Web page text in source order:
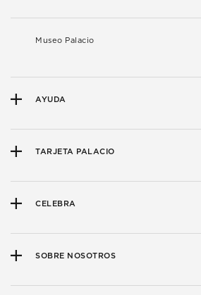
Museo Palacio
AYUDA
TARJETA PALACIO
CELEBRA
SOBRE NOSOTROS